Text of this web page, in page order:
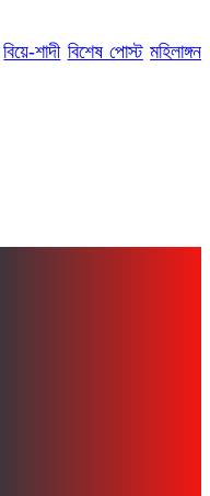
বিয়ে-শাদী বিশেষ পোস্ট মহিলাঙ্গন